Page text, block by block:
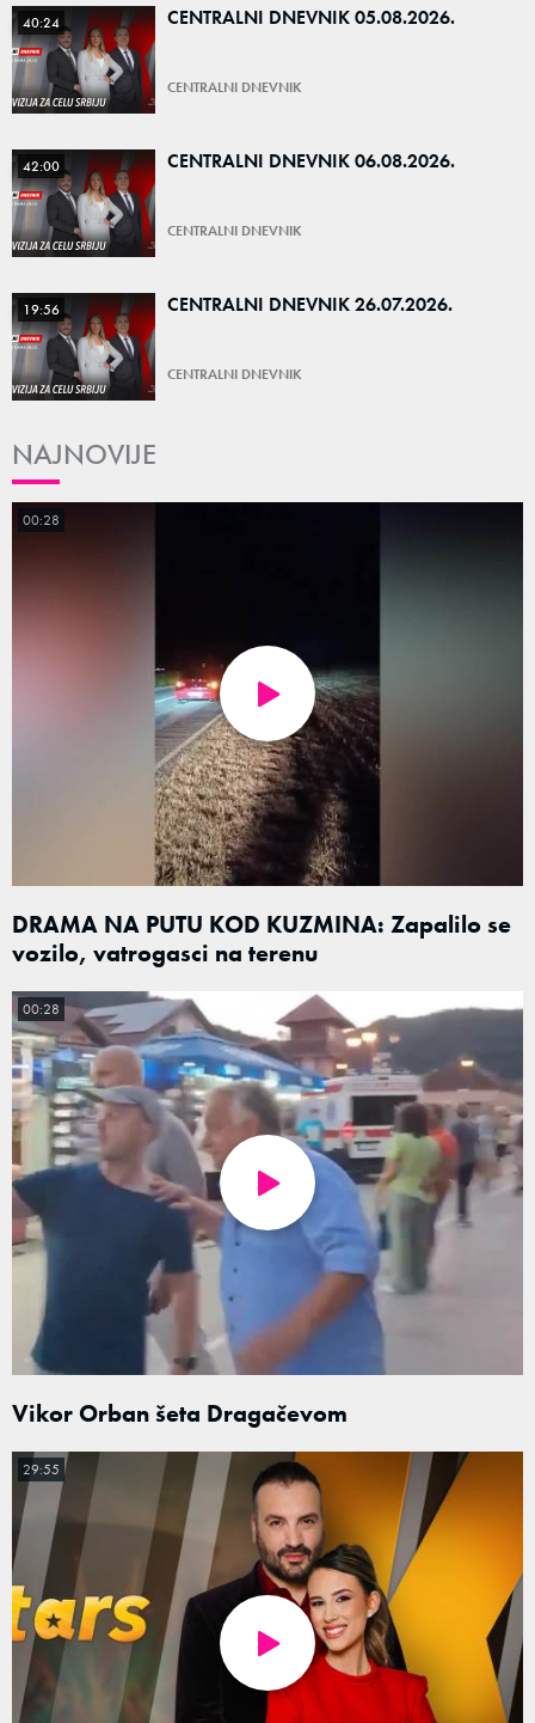
40:24 CENTRALNI DNEVNIK 05.08.2026.
CENTRALNI DNEVNIK
42:00 CENTRALNI DNEVNIK 06.08.2026.
CENTRALNI DNEVNIK
19:56 CENTRALNI DNEVNIK 26.07.2026.
CENTRALNI DNEVNIK
NAJNOVIJE
DRAMA NA PUTU KOD KUZMINA: Zapalilo se
vozilo, vatrogasci na terenu
00:28
Vikor Orban šeta Dragačevom
00:28
29:55